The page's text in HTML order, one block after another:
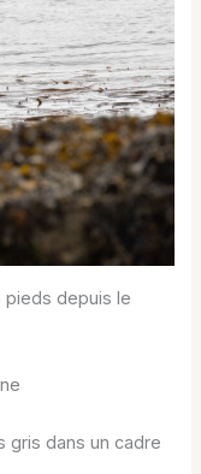
depuis le
gris dans un cadre